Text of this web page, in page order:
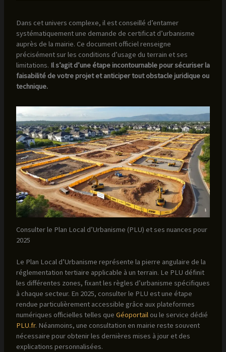
Dans cet univers complexe, il est conseillé d’entamer
systématiquement une demande de certificat d’urbanisme
auprès de la mairie. Ce document officiel renseigne
précisément sur les conditions d’usage du terrain et ses
limitations. Il s’agit d’une étape incontournable pour sécuriser la
faisabilité de votre projet et anticiper tout obstacle juridique ou
technique.
Consulter le Plan Local d’Urbanisme (PLU) et ses nuances pour
2025
Le Plan Local d’Urbanisme représente la pierre angulaire de la
réglementation tertiaire applicable à un terrain. Le PLU définit
les différentes zones, fixant les règles d’urbanisme spécifiques
à chaque secteur. En 2025, consulter le PLU est une étape
rendue particulièrement accessible grâce aux plateformes
numériques officielles telles que Géoportailou le service dédié
PLU.fr. Néanmoins, une consultation en mairie reste souvent
nécessaire pour obtenir les dernières mises à jour et des
explications personnalisées.